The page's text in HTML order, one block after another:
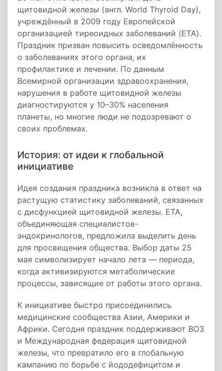
щитовидной железы (англ. World Thyroid Day),
учреждённый в 2009 году Европейской
организацией тиреоидных заболеваний (ETA).
Праздник призван повысить осведомлённость
о заболеваниях этого органа, их
профилактике и лечении. По данным
Всемирной организации здравоохранения,
нарушения в работе щитовидной железы
диагностируются у 10–30% населения
планеты, но многие люди не подозревают о
своих проблемах.
История: от идеи к глобальной
инициативе
Идея создания праздника возникла в ответ на
растущую статистику заболеваний, связанных
с дисфункцией щитовидной железы. ETA,
объединяющая специалистов-
эндокринологов, предложила выделить день
для просвещения общества. Выбор даты 25
мая символизирует начало лета — периода,
когда активизируются метаболические
процессы, зависящие от работы этого органа.
К инициативе быстро присоединились
медицинские сообщества Азии, Америки и
Африки. Сегодня праздник поддерживают ВОЗ
и Международная федерация щитовидной
железы, что превратило его в глобальную
кампанию по борьбе с йододефицитом и